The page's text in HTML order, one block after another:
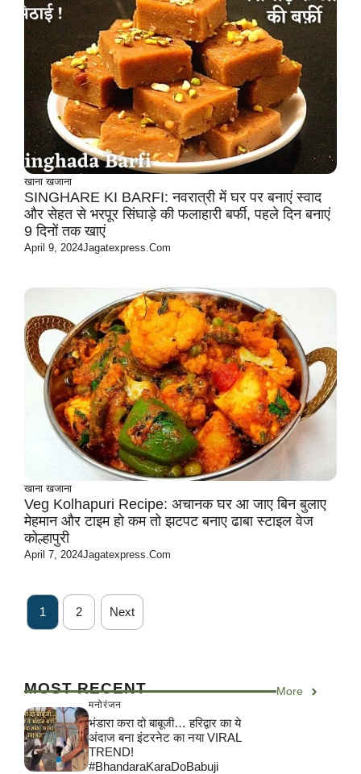
खाना खजाना
SINGHARE KI BARFI: नवरात्री में घर पर बनाएं स्वाद
और सेहत से भरपूर सिंघाड़े की फलाहारी बर्फी, पहले दिन बनाएं
9 दिनों तक खाएं
April 9, 2024Jagatexpress.com
खाना खजाना
Veg Kolhapuri Recipe: अचानक घर आ जाए बिन बुलाए
मेहमान और टाइम हो कम तो झटपट बनाए ढाबा स्टाइल वेज
कोल्हापुरी
April 7, 2024Jagatexpress.com
1 2 Next
MOST RECENT More
मनोरंजन
भंडारा करा दो बाबूजी… हरिद्वार का ये
अंदाज बना इंटरनेट का नया VIRAL
TREND!
#BhandaraKaraDoBabuji